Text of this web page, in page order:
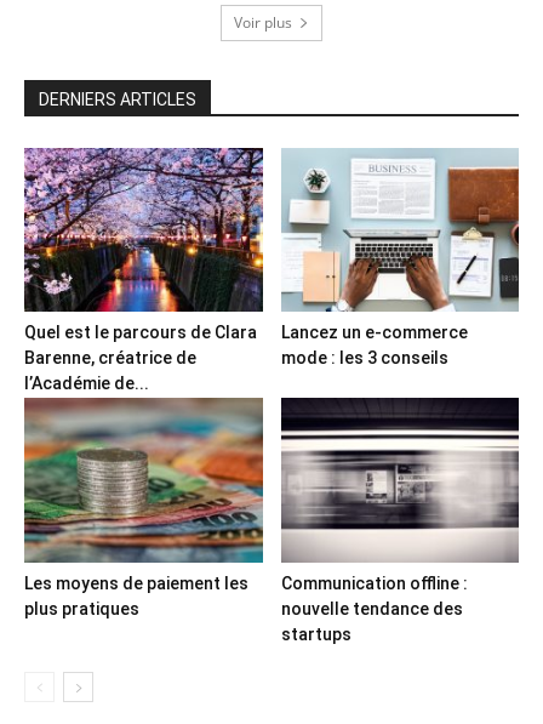
Voir plus
DERNIERS ARTICLES
Quel est le parcours de Clara
Barenne, créatrice de
l’Académie de...
Lancez un e-commerce
mode : les 3 conseils
Les moyens de paiement les
plus pratiques
Communication offline :
nouvelle tendance des
startups